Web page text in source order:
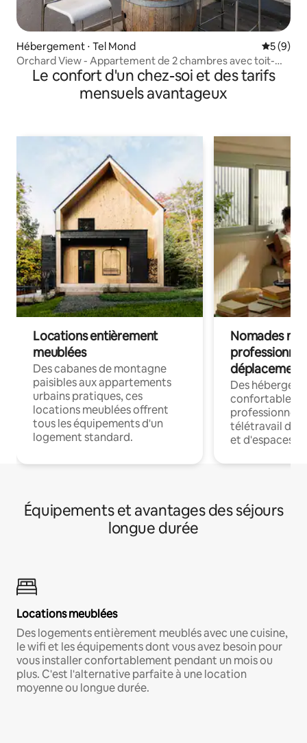
Hébergement ⋅ Tel Mond
5 (9)
Orchard View - Appartement de 2 chambres avec toit-
terrasse
Le confort d'un chez-soi et des tarifs
mensuels avantageux
Locations entièrement
meublées
Des cabanes de montagne
paisibles aux appartements
urbains pratiques, ces
locations meublées offrent
tous les équipements d'un
logement standard.
Nomades
déplacement
Des
confortables
professionnels
télétravail
et d'espaces
Équipements et avantages des séjours
longue durée
Locations meublées
Des logements entièrement meublés avec une cuisine,
le wifi et les équipements dont vous avez besoin pour
vous installer confortablement pendant un mois ou
plus. C'est l'alternative parfaite à une location
moyenne ou longue durée.